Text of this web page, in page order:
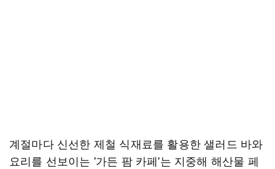
계절마다 신선한 제철 식재료를 활용한 샐러드 바와
요리를 선보이는 '가든 팜 카페'는 지중해 해산물 페